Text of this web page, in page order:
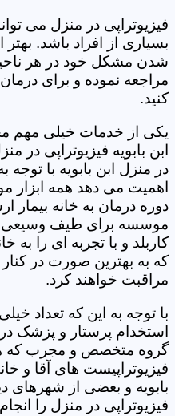
فیزیوتراپی در منزل می
بسیاری از افراد باشد.
شدن مشکل خود در هر
مراجعه نموده و برای
کنید.
یکی از خدمات خیلی مهم
ابن بابویه فیزیوتراپی
در منزل ابن بابویه با توجه
اهمیت می دهد همه ابزار
دوره درمان به خانه
موسسه برای طیف وسیعی
کاربلد و با تجربه ای را به
که به بهترین صورت در
مراقبت خواهند کرد.
با توجه به این که تعداد
استخدام پرستار و پزشک
گروه متخصص و مجرب که
فیزیوتراپیست های آقا و
بابویه و بعضی از شهرهای
فیزیوتراپی در منزل را